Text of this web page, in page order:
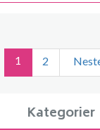
1 2
Kategorier